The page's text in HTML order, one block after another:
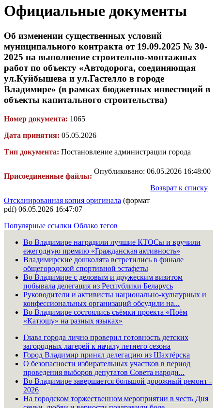
Официальные документы
Об изменении существенных условий
муниципального контракта от 19.09.2025 № 30-
2025 на выполнение строительно-монтажных
работ по объекту «Автодорога, соединяющая
ул.Куйбышева и ул.Гастелло в городе
Владимире» (в рамках бюджетных инвестиций в
объекты капитального строительства)
Номер документа: 1065
Дата принятия: 05.05.2026
Тип документа: Постановление администрации города
Присоединенные файлы:
Отсканированная копия оригинала (формат
pdf) 06.05.2026 16:47:07
Опубликовано: 06.05.2026 16:48:00
Возврат к списку
Популярные ссылки Облако тегов
Во Владимире наградили лучшие КТОСы и вручили
ежегодную премию «Гражданская активность»
Владимирские дошколята встретились в финале
общегородской спортивной эстафеты
Во Владимире с деловым и дружеским визитом
побывала делегация из Республики Беларусь
Руководители и активисты национально-культурных и
конфессиональных организаций обсудили на...
Во Владимире состоялись съёмки проекта «Поём
«Катюшу» на разных языках»
Глава города лично проверил готовность детских
загородных лагерей к началу летнего сезона
Город Владимир принял делегацию из Шахтёрска
О безопасности избирательных участков в период
проведения выборов депутатов Совета народн...
Во Владимире завершается большой дорожный ремонт -
2026
На городском торжественном мероприятии в честь Дня